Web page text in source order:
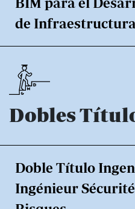
de
Dobles
Doble Título
Ingénieur